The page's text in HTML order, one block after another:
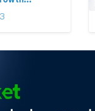
กค้าสู่การ